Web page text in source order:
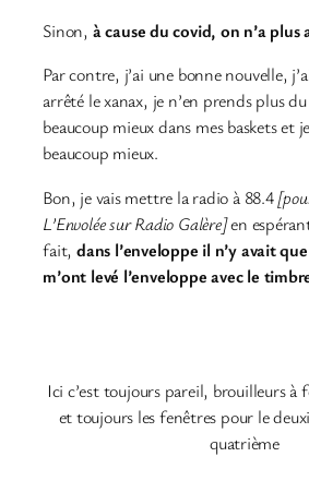
Sinon, à cause du covid, on n’a
Par contre, j’ai une bonne nouvelle,
arrêté le xanax, je n’en prends plus
beaucoup mieux dans mes baskets et
beaucoup mieux.
Bon, je vais mettre la radio à 88.4
L’Envolée sur Radio Galère]en
fait,dans l’enveloppe il n’y avait
m’ont levé l’enveloppe avec le
Ici c’est toujours pareil, brouilleurs à
et toujours les fenêtres pour le
quatrième